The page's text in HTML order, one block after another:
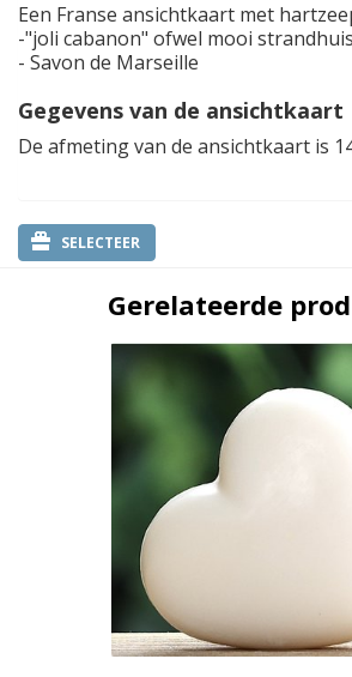
Een Franse ansichtkaart met
-"joli cabanon" ofwel mooi
- Savon de Marseille
Gegevens van de ansichtkaart
De afmeting van de ansichtkaart is
SELECTEER
Gerelateerde